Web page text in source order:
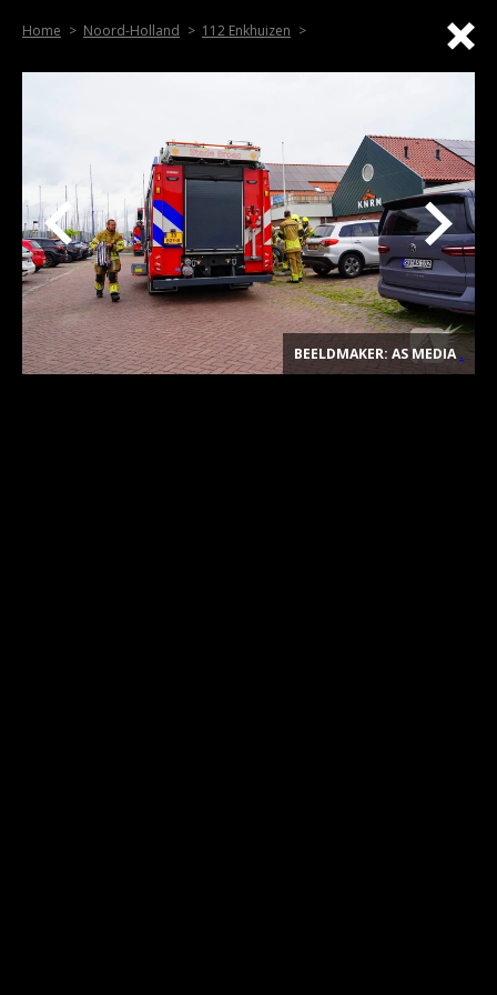
Home Noord-Holland 112 Enkhuizen
BEELDMAKER: AS MEDIA.